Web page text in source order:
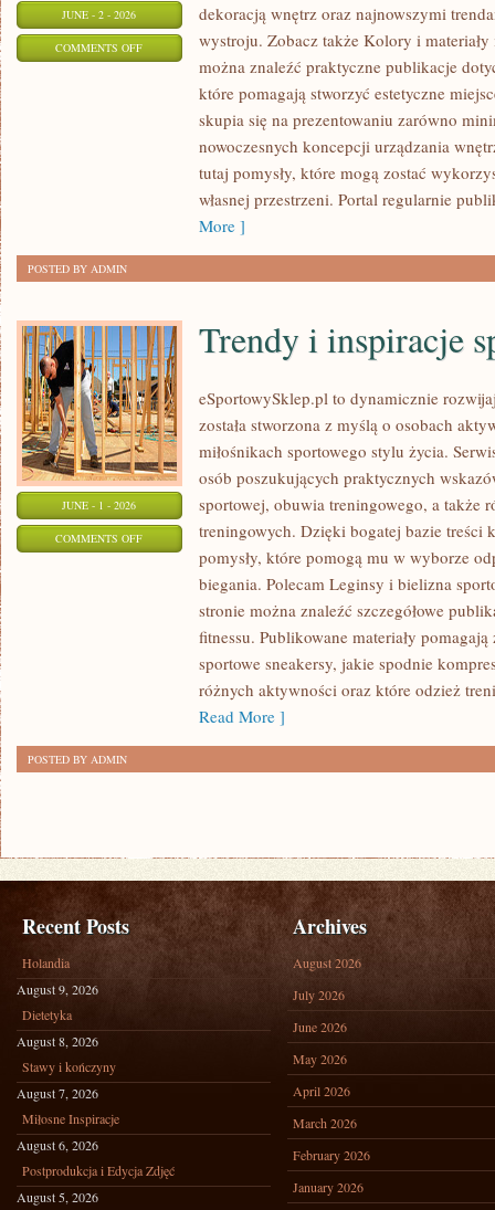
JUNE - 2 - 2026
COMMENTS OFFON
ZRÓWNOWAŻONE
dekoracją wnętrz oraz najnowszymi
wystroju. Zobacz także Kolory i
można znaleźć praktyczne publikacje
które pomagają stworzyć estetyczne
skupia się na prezentowaniu zarówno
nowoczesnych koncepcji urządzania
tutaj pomysły, które mogą zostać
własnej przestrzeni. Portal regularnie
More ]
POSTED BY ADMIN
JUNE - 1 - 2026
COMMENTS OFFON
INSPIRACJE
SPORTOWE
Trendy i inspiracje
eSportowySklep.pl to dynamicznie
została stworzona z myślą o osobach
miłośnikach sportowego stylu życia.
osób poszukujących praktycznych
sportowej, obuwia treningowego, a także
treningowych. Dzięki bogatej bazie treści
pomysły, które pomogą mu w wyborze
biegania. Polecam Leginsy i bielizna
stronie można znaleźć szczegółowe
fitnessu. Publikowane materiały
sportowe sneakersy, jakie spodnie
różnych aktywności oraz które odzież
Read More ]
POSTED BY ADMIN
Recent Posts
Holandia
August 9, 2026
Dietetyka
August 8, 2026
Stawy i kończyny
August 7, 2026
Miłosne Inspiracje
August 6, 2026
Postprodukcja i Edycja Zdjęć
August 5, 2026
Archives
August 2026
July 2026
June 2026
May 2026
April 2026
March 2026
February 2026
January 2026